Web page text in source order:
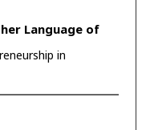
Language of
in